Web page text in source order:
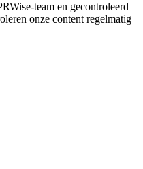
team en gecontroleerd
onze content regelmatig